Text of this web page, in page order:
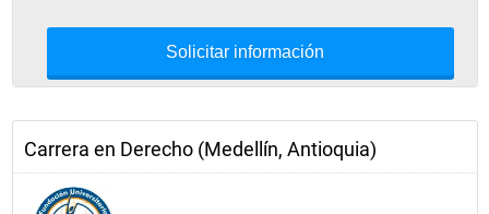
Solicitar información
Carrera en Derecho (Medellín, Antioquia)